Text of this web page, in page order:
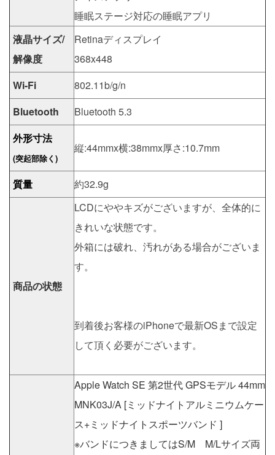
睡眠ステージ対応の睡眠アプリ
液晶サイズ/
解像度
Retinaディスプレイ
368x448
Wi-Fi
802.11b/g/n
Bluetooth
Bluetooth 5.3
外形寸法
(突起部除く)
縦:44mmx横:38mmx厚さ:10.7mm
質量 約32.9g
商品の状態
LCDにややキズがございますが、全体的に
きれいな状態です。
外箱には破れ、汚れがある場合がございま
す。
到着後お客様のiPhoneで最新OSまで設定
して頂く必要がございます。
Apple Watch SE 第2世代 GPSモデル 44mm
MNK03J/A [ミッドナイトアルミニウムケー
ス+ミッドナイトスポーツバンド ]
※バンドにつきましてはS/M M/Lサイズ両